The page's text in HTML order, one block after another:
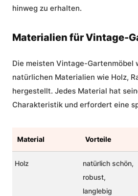
hinweg zu erhalten.
Materialien für Vintage-
Die meisten Vintage-Gartenmöbel
natürlichen Materialien wie Holz,
hergestellt. Jedes Material hat
Charakteristik und erfordert eine
Material Vorteile
Holz
natürlich schön,
robust,
langlebig